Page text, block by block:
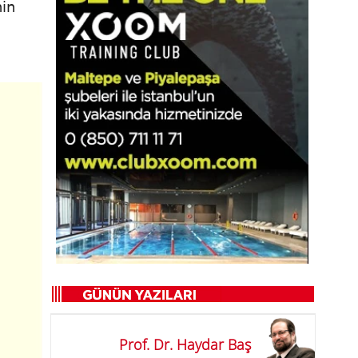
Prof. Dr. Haydar Baş